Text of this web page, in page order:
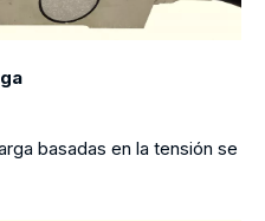
basadas en la tensión se